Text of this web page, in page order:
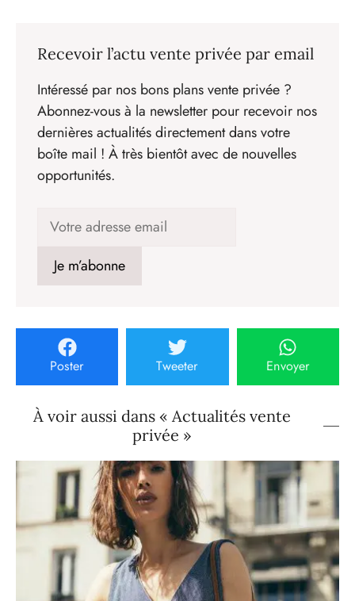
Recevoir l’actu vente privée par email
Intéressé par nos bons plans vente privée ?
Abonnez-vous à la newsletter pour recevoir nos
dernières actualités directement dans votre
boîte mail ! À très bientôt avec de nouvelles
opportunités.
Poster Tweeter Envoyer
À voir aussi dans « Actualités vente
privée »